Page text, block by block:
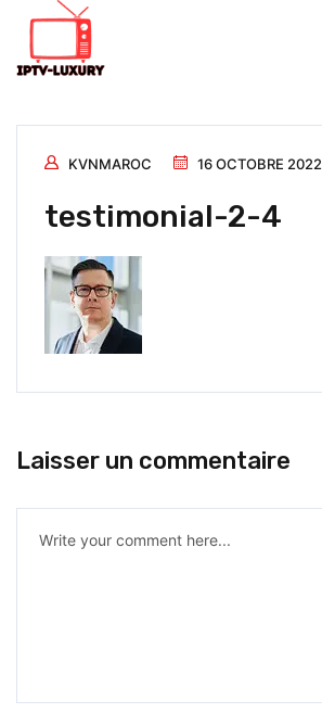
KVNMAROC 16 OCTOBRE 2022
testimonial-2-4
Laisser un commentaire